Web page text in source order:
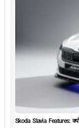
Skoda Slavia Features: